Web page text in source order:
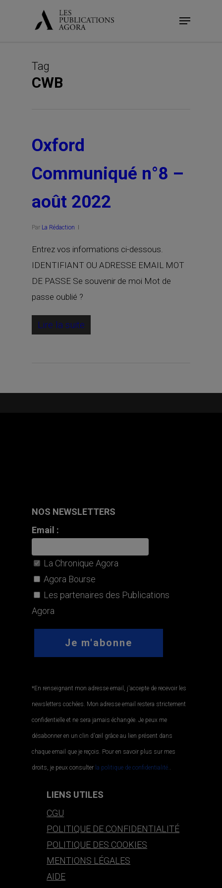
Menu
Tag
CWB
Oxford
Communiqué n°8 –
août 2022
Par La Rédaction
Entrez vos informations ci-dessous.
IDENTIFIANT OU ADRESSE EMAIL MOT
DE PASSE Se souvenir de moi Mot de
passe oublié ?
Lire la suite
NOS NEWSLETTERS
Email :
La Chronique Agora
Agora Bourse
Les partenaires des Publications
Agora
*En renseignant mon adresse email, j'accepte de recevoir les
newsletters cochées. Mon adresse email restera strictement
confidentielle et ne sera jamais échangée. Je peux me
désabonner en un clin d'œil grâce au lien présent dans
chaque email que je reçois. Pour en savoir plus sur mes
droits, je peux consulter la politique de confidentialité..
LIENS UTILES
CGU
POLITIQUE DE CONFIDENTIALITÉ
POLITIQUE DES COOKIES
MENTIONS LÉGALES
AIDE